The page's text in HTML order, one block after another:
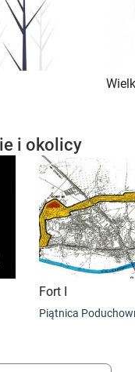
i okolicy
Fort I
Piątnica